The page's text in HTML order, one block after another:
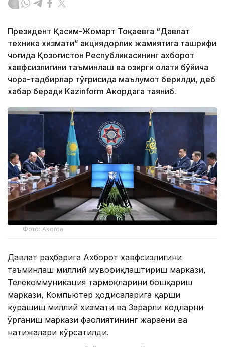
Президент Қасим-Жомарт Тоқаевга “Давлат
техника хизмати” акциядорлик жамиятига ташрифи
чоғида Қозоғистон Республикасининг ахборот
хавфсизлигини таъминлаш ва ҳозирги ҳолати бўйича
чора-тадбирлар тўғрисида маълумот берилди, деб
хабар беради Каzinform Акордага таяниб.
Фото: Akorda
Давлат раҳбарига Ахборот хавфсизлигини
таъминлаш миллий мувофиқлаштириш маркази,
Телекоммуникация тармоқларини бошқариш
маркази, Компьютер ҳодисаларига қарши
курашиш миллий хизмати ва Зарарли кодларни
ўрганиш маркази фаолиятининг жараёни ва
натижалари кўрсатилди.